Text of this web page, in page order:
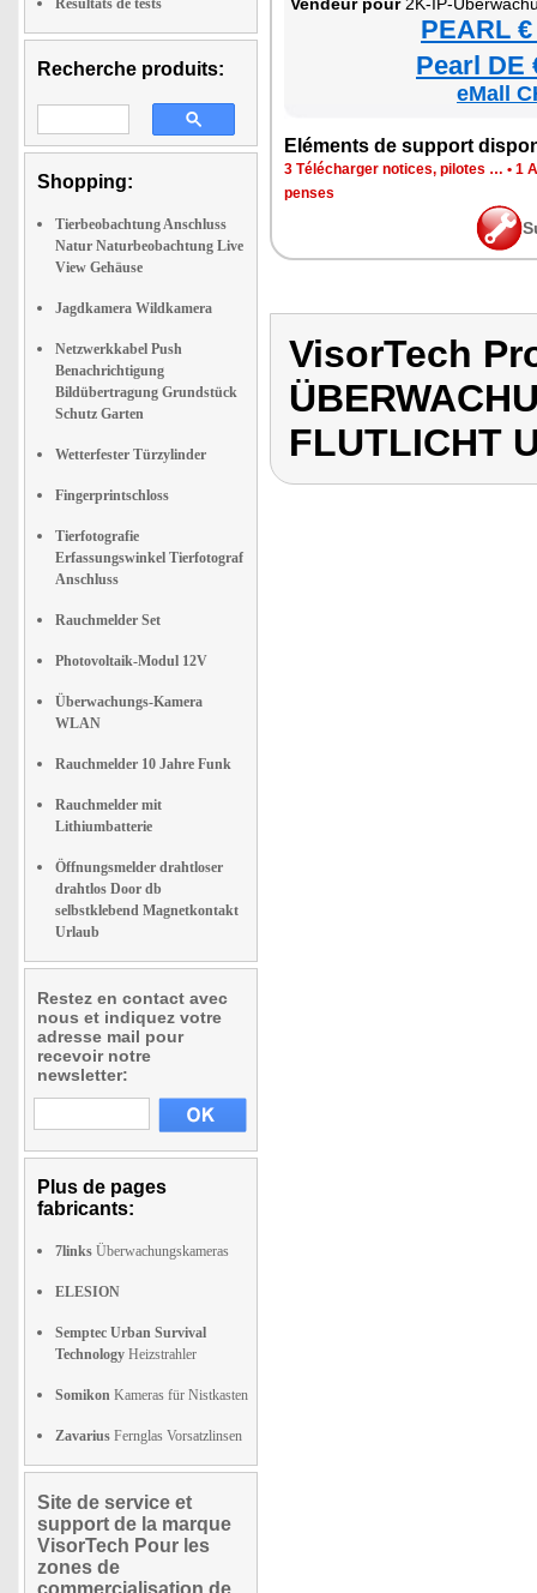
Résultats de tests
Recherche produits:
Shopping:
Tierbeobachtung Anschluss
Natur Naturbeobachtung Live
View Gehäuse
Jagdkamera Wildkamera
Netzwerkkabel Push
Benachrichtigung
Bildübertragung Grundstück
Schutz Garten
Wetterfester Türzylinder
Fingerprintschloss
Tierfotografie
Erfassungswinkel Tierfotograf
Anschluss
Rauchmelder Set
Photovoltaik-Modul 12V
Überwachungs-Kamera
WLAN
Rauchmelder 10 Jahre Funk
Rauchmelder mit
Lithiumbatterie
Öffnungsmelder drahtloser
drahtlos Door db
selbstklebend Magnetkontakt
Urlaub
Restez en contact avec
nous et indiquez votre
adresse mail pour
recevoir notre
newsletter:
Plus de pages
fabricants:
7links Überwachungskameras
ELESION
Semptec Urban Survival
Technology Heizstrahler
Somikon Kameras für Nistkasten
Zavarius Fernglas Vorsatzlinsen
Site de service et
support de la marque
VisorTech Pour les
zones de
commercialisation de
PEARL
Pearl DE
eMall
Elé­ments de sup­port
3 Télé­char­ger notices, pilotes … • 1
penses
VisorTech
FLUTLICHT